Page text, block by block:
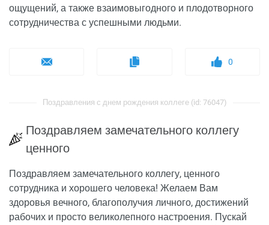
ощущений, а также взаимовыгодного и плодотворного
сотрудничества с успешными людьми.
0
Поздравления с днем рождения коллеге (id: 76047)
Поздравляем замечательного коллегу
ценного
Поздравляем замечательного коллегу, ценного
сотрудника и хорошего человека! Желаем Вам
здоровья вечного, благополучия личного, достижений
рабочих и просто великолепного настроения. Пускай